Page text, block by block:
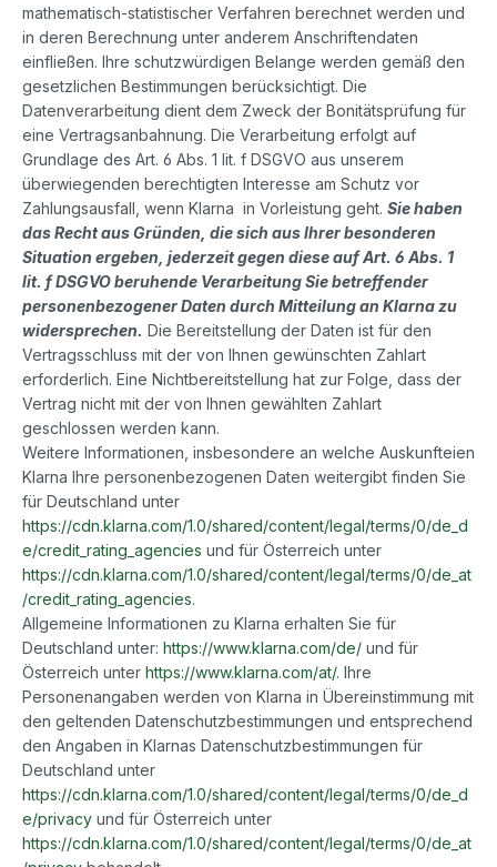
mathematisch-statistischer Verfahren berechnet werden und
in deren Berechnung unter anderem Anschriftendaten
einfließen. Ihre schutzwürdigen Belange werden gemäß den
gesetzlichen Bestimmungen berücksichtigt. Die
Datenverarbeitung dient dem Zweck der Bonitätsprüfung für
eine Vertragsanbahnung. Die Verarbeitung erfolgt auf
Grundlage des Art. 6 Abs. 1 lit. f DSGVO aus unserem
überwiegenden berechtigten Interesse am Schutz vor
Zahlungsausfall, wenn Klarna in Vorleistung geht. Sie haben
das Recht aus Gründen, die sich aus Ihrer besonderen
Situation ergeben, jederzeit gegen diese auf Art. 6 Abs. 1
lit. f DSGVO beruhende Verarbeitung Sie betreffender
personenbezogener Daten durch Mitteilung an Klarna zu
widersprechen. Die Bereitstellung der Daten ist für den
Vertragsschluss mit der von Ihnen gewünschten Zahlart
erforderlich. Eine Nichtbereitstellung hat zur Folge, dass der
Vertrag nicht mit der von Ihnen gewählten Zahlart
geschlossen werden kann.
Weitere Informationen, insbesondere an welche Auskunfteien
Klarna Ihre personenbezogenen Daten weitergibt finden Sie
für Deutschland unter
https://cdn.klarna.com/1.0/shared/content/legal/terms/0/de_d
e/credit_rating_agencies und für Österreich unter
https://cdn.klarna.com/1.0/shared/content/legal/terms/0/de_at
/credit_rating_agencies.
Allgemeine Informationen zu Klarna erhalten Sie für
Deutschland unter: https://www.klarna.com/de/ und für
Österreich unter https://www.klarna.com/at/. Ihre
Personenangaben werden von Klarna in Übereinstimmung mit
den geltenden Datenschutzbestimmungen und entsprechend
den Angaben in Klarnas Datenschutzbestimmungen für
Deutschland unter
https://cdn.klarna.com/1.0/shared/content/legal/terms/0/de_d
e/privacy und für Österreich unter
https://cdn.klarna.com/1.0/shared/content/legal/terms/0/de_at